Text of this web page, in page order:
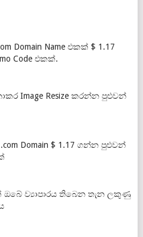
Domain Name එකක් $ 1.17
Code එකක්.
Image Resize කරන්න පුළුවන්
Domain $ 1.17 ගන්න පුළුවන්
ඔබේ ව්‍යාපාරය තිබෙන තැන ලකුණු